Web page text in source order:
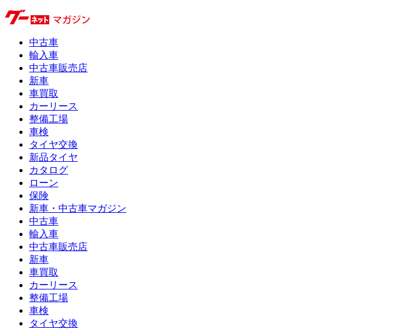
中古車
輸入車
中古車販売店
新車
車買取
カーリース
整備工場
車検
タイヤ交換
新品タイヤ
カタログ
ローン
保険
新車・中古車マガジン
中古車
輸入車
中古車販売店
新車
車買取
カーリース
整備工場
車検
タイヤ交換